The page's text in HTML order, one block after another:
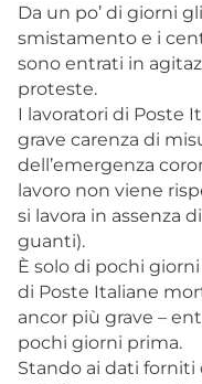
Da un po’ di giorni
smistamento e i
sono entrati in
proteste.
I lavoratori di Poste
grave carenza di
dell’emergenza
lavoro non viene
si lavora in assenza
guanti).
È solo di pochi
di Poste Italiane
ancor più grave –
pochi giorni prima.
Stando ai dati forniti